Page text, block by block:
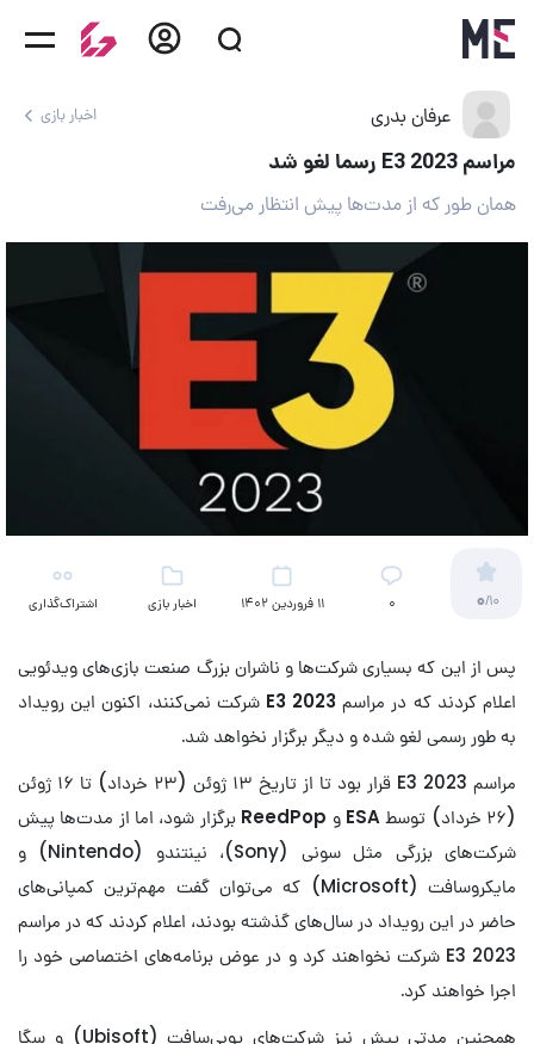
عرفان بدری اخبار بازی
مراسم E3 2023 رسما لغو شد
همان طور که از مدت‌ها پیش انتظار می‌رفت
0/10 ۰ 11 فروردین 1402 اخبار بازی اشتراک‌گذاری
پس از این که بسیاری شرکت‌ها و ناشران بزرگ صنعت بازی‌های ویدئویی
اعلام کردند که در مراسم E3 2023 شرکت نمی‌کنند، اکنون این رویداد
به طور رسمی لغو شده و دیگر برگزار نخواهد شد.
مراسم E3 2023 قرار بود تا از تاریخ ۱۳ ژوئن (۲۳ خرداد) تا ۱۶ ژوئن
(۲۶ خرداد) توسط
ESA و ReedPop برگزار شود، اما از مدت‌ها پیش
شرکت‌های بزرگی مثل سونی (Sony)، نینتندو (Nintendo) و
مایکروسافت (Microsoft) که می‌توان گفت مهم‌ترین کمپانی‌های
حاضر در این رویداد در سال‌های گذشته بودند، اعلام کردند که در مراسم
E3 2023 شرکت نخواهند کرد و در عوض برنامه‌های اختصاصی خود را
اجرا خواهند کرد.
همچنین مدتی پیش نیز شرکت‌های یوبی‌سافت (Ubisoft) و سگا